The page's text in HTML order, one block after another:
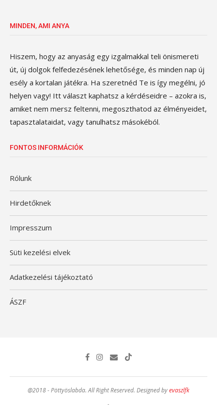
MINDEN, AMI ANYA
Hiszem, hogy az anyaság egy izgalmakkal teli önismereti
út, új dolgok felfedezésének lehetősége, és minden nap új
esély a kortalan játékra. Ha szeretnéd Te is így megélni, jó
helyen vagy! Itt választ kaphatsz a kérdéseidre – azokra is,
amiket nem mersz feltenni, megoszthatod az élményeidet,
tapasztalataidat, vagy tanulhatsz másokéból.
FONTOS INFORMÁCIÓK
Rólunk
Hirdetőknek
Impresszum
Süti kezelési elvek
Adatkezelési tájékoztató
ÁSZF
@2018 - Pöttyöslabda. All Right Reserved. Designed byevaszlfk